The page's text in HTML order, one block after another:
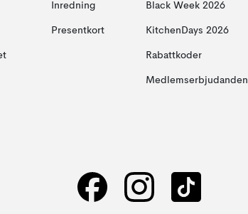
Inredning
Presentkort
Black Week 2026
KitchenDays 2026
Rabattkoder
Medlemserbjudanden